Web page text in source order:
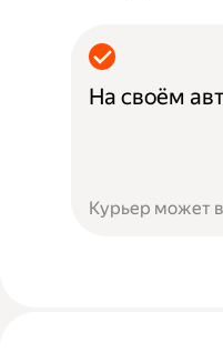
На своём
Курьер может